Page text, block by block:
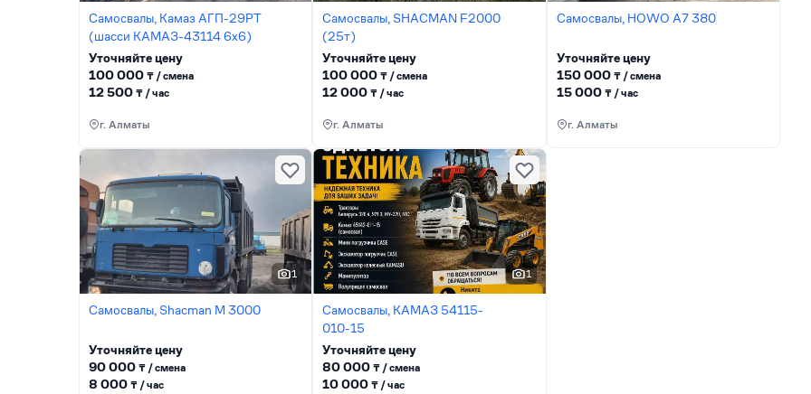
Самосвалы, Камаз АГП-29РТ
(шасси KАМАЗ-43114 6x6)
Уточняйте цену
100 000 ₸ / сменa
12 500 ₸ / час
г. Алматы
Самосвалы, SHACMAN F2000
(25т)
Уточняйте цену
100 000₸ / сменa
12 000₸ / час
г. Алматы
Самосвалы, HOWO A7 380
Уточняйте цену
150 000 ₸ / сменa
15 000 ₸ / час
г. Алматы
1
Самосвалы, Shacman М 3000
Уточняйте цену
90 000 ₸ / сменa
8 000 ₸ / час
1
Самосвалы, КАМАЗ 54115-
010-15
Уточняйте цену
80 000₸ / сменa
10 000₸ / час